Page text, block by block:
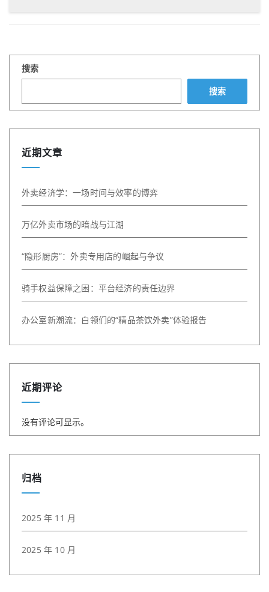
搜索
搜索
近期文章
外卖经济学：一场时间与效率的博弈
万亿外卖市场的暗战与江湖
“隐形厨房”：外卖专用店的崛起与争议
骑手权益保障之困：平台经济的责任边界
办公室新潮流：白领们的“精品茶饮外卖”体验报告
近期评论
没有评论可显示。
归档
2025 年 11 月
2025 年 10 月